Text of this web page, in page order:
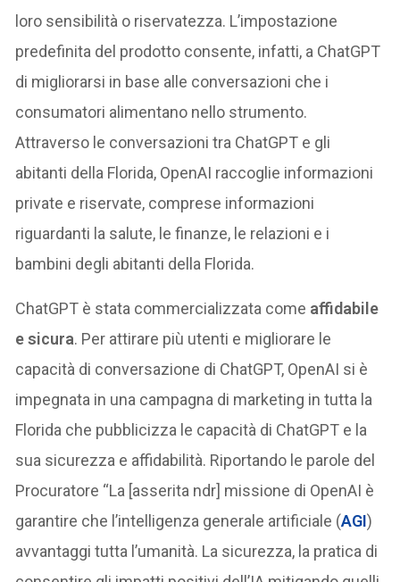
loro sensibilità o riservatezza. L’impostazione
predefinita del prodotto consente, infatti, a ChatGPT
di migliorarsi in base alle conversazioni che i
consumatori alimentano nello strumento.
Attraverso le conversazioni tra ChatGPT e gli
abitanti della Florida, OpenAI raccoglie informazioni
private e riservate, comprese informazioni
riguardanti la salute, le finanze, le relazioni e i
bambini degli abitanti della Florida.
ChatGPT è stata commercializzata come affidabile
e sicura. Per attirare più utenti e migliorare le
capacità di conversazione di ChatGPT, OpenAI si è
impegnata in una campagna di marketing in tutta la
Florida che pubblicizza le capacità di ChatGPT e la
sua sicurezza e affidabilità. Riportando le parole del
Procuratore “La [asserita ndr] missione di OpenAI è
garantire che l’intelligenza generale artificiale (AGI)
avvantaggi tutta l’umanità. La sicurezza, la pratica di